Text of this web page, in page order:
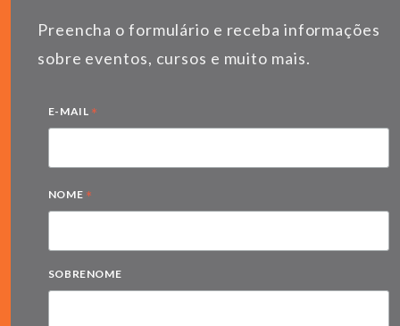
Preencha o formulário e receba informações
sobre eventos, cursos e muito mais.
E-MAIL *
NOME *
SOBRENOME